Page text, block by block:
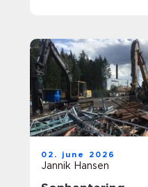
02. june 2026
Jannik Hansen